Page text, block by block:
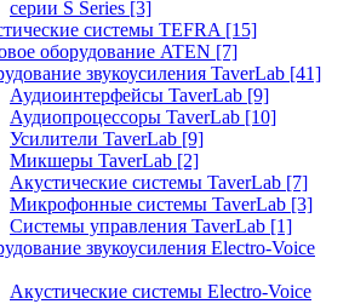
серии S Series [3]
системы TEFRA [15]
оборудование ATEN [7]
звукоусиления TaverLab [41]
Аудиоинтерфейсы TaverLab [9]
Аудиопроцессоры TaverLab [10]
Усилители TaverLab [9]
Микшеры TaverLab [2]
Акустические системы TaverLab [7]
Микрофонные системы TaverLab [3]
Системы управления TaverLab [1]
звукоусиления Electro-Voice
Акустические системы Electro-Voice